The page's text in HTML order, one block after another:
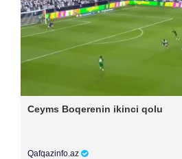
Ceyms Boqerenin ikinci qolu
Qafqazinfo.az